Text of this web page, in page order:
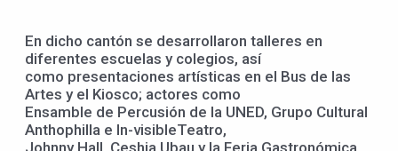
En dicho cantón se desarrollaron talleres en
diferentes escuelas y colegios, así
como presentaciones artísticas en el Bus de las
Artes y el Kiosco; actores como
Ensamble de Percusión de la UNED, Grupo Cultural
Anthophilla e In-visibleTeatro,
Johnny Hall, Ceshia Ubau y la Feria Gastronómica